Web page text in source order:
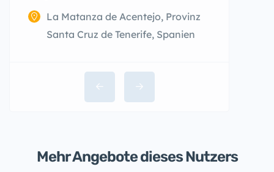
La Matanza de Acentejo, Provinz
Santa Cruz de Tenerife, Spanien
Mehr Angebote dieses Nutzers